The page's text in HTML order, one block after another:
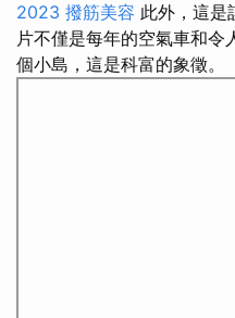
2023 撥筋美容 此外，這是
片不僅是每年的空氣車和令
個小島，這是科富的象徵。